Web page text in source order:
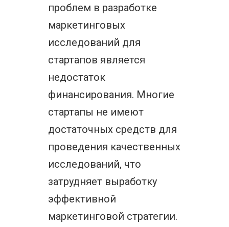
проблем в разработке
маркетинговых
исследований для
стартапов является
недостаток
финансирования. Многие
стартапы не имеют
достаточных средств для
проведения качественных
исследований, что
затрудняет выработку
эффективной
маркетинговой стратегии.